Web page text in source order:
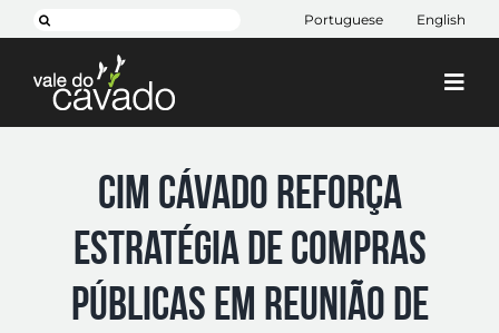
to
content
Search
Portuguese English
CIM Cávado reforça
estratégia de compras
públicas em reunião de